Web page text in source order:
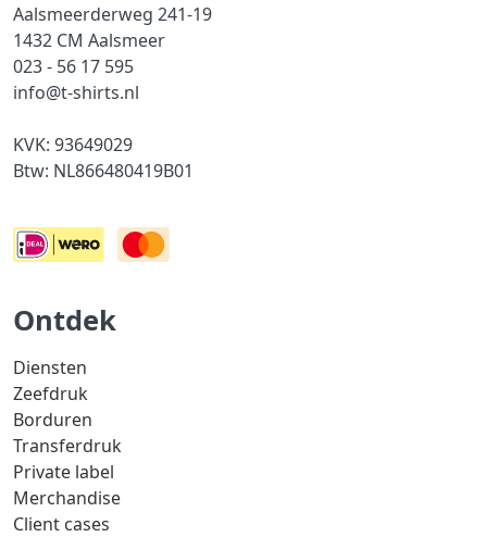
Aalsmeerderweg 241-19
1432 CM Aalsmeer
023 - 56 17 595
info@t-shirts.nl
KVK: 93649029
Btw: NL866480419B01
Ontdek
Diensten
Zeefdruk
Borduren
Transferdruk
Private label
Merchandise
Client cases